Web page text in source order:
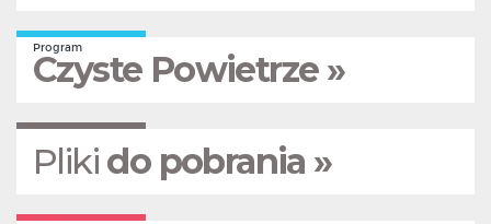
Program
Czyste Powietrze »
Pliki do pobrania »